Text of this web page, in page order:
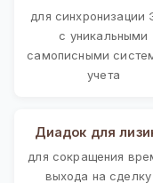
для
с уникальными
самописными
учета
Диадок для
для сокращения
выхода на сделку